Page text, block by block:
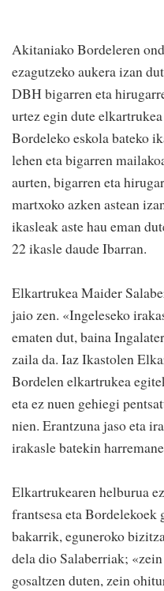
Akitaniako Bordeleren
ezagutzeko aukera izan
DBH bigarren eta
urtez egin dute
Bordeleko eskola bateko
lehen eta bigarren
aurten, bigarren eta
martxoko azken astean
ikasleak aste hau eman
22 ikasle daude Ibarran.
Elkartrukea Maider
jaio zen. «Ingeleseko
ematen dut, baina
zaila da. Iaz Ikastolen
Bordelen elkartrukea
eta ez nuen gehiegi
nien. Erantzuna jaso eta
irakasle batekin
Elkartrukearen helburua
frantsesa eta
bakarrik, eguneroko
dela dio Salaberriak;
gosaltzen duten, zein